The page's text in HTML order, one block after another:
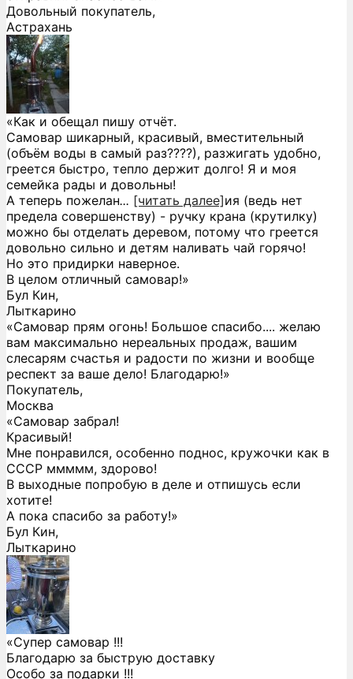
Довольный покупатель,
Астрахань
«Как и обещал пишу отчёт.
Самовар шикарный, красивый, вместительный
(объём воды в самый раз????), разжигать удобно,
греется быстро, тепло держит долго! Я и моя
семейка рады и довольны!
А теперь пожелан... [читать далее]ия (ведь нет
предела совершенству) - ручку крана (крутилку)
можно бы отделать деревом, потому что греется
довольно сильно и детям наливать чай горячо!
Но это придирки наверное.
В целом отличный самовар!»
Бул Кин,
Лыткарино
«Самовар прям огонь! Большое спасибо.... желаю
вам максимально нереальных продаж, вашим
слесарям счастья и радости по жизни и вообще
респект за ваше дело! Благодарю!»
Покупатель,
Москва
«Самовар забрал!
Красивый!
Мне понравился, особенно поднос, кружочки как в
СССР ммммм, здорово!
В выходные попробую в деле и отпишусь если
хотите!
А пока спасибо за работу!»
Бул Кин,
Лыткарино
«Супер самовар !!!
Благодарю за быструю доставку
Особо за подарки !!!